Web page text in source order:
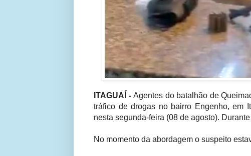
ITAGUAÍ -Agentes do batalhão de
tráfico de drogas no bairro Engenho, em
nesta segunda-feira (08 de agosto).
No momento da abordagem o suspeito